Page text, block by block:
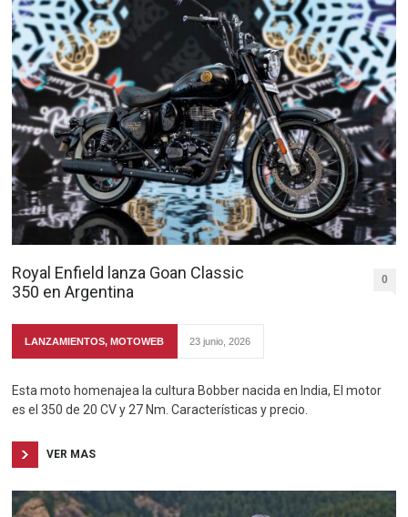
Royal Enfield lanza Goan Classic
350 en Argentina
0
LANZAMIENTOS, MOTOWEB 23 junio, 2026
Esta moto homenajea la cultura Bobber nacida en India, El motor
es el 350 de 20 CV y 27 Nm. Características y precio.
VER MAS